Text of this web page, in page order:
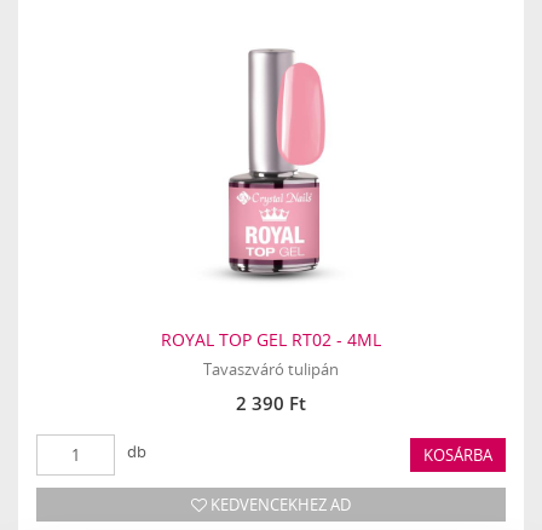
ROYAL TOP GEL RT02 - 4ML
Tavaszváró tulipán
2 390 Ft
db KOSÁRBA
KEDVENCEKHEZ AD